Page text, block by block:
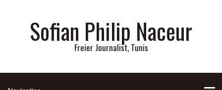
Sofian Philip Naceur
Freier Journalist, Tunis